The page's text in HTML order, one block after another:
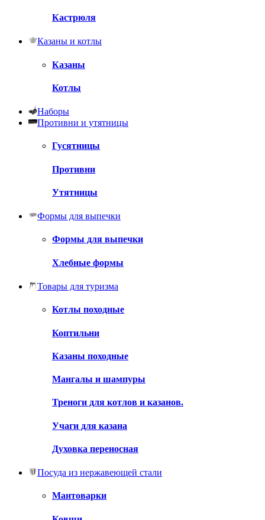
Кастрюля
Казаны и котлы
Казаны
Котлы
Наборы
Противни и утятницы
Гусятницы
Противни
Утятницы
Формы для выпечки
Формы для выпечки
Хлебные формы
Товары для туризма
Котлы походные
Коптильни
Казаны походные
Мангалы и шампуры
Треноги для котлов и казанов.
Учаги для казана
Духовка переносная
Посуда из нержавеющей стали
Мантоварки